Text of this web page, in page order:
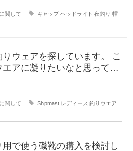
関して キャップ ヘッドライト 夜釣り 帽
ウェアを探しています。 こ
アに凝りたいなと思ってい
関して Shipmast レディース 釣りウエア
で使う磯靴の購入を検討し